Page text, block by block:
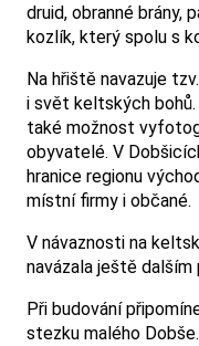
druid, obranné brány,
kozlík, který spolu s
Na hřiště navazuje
i svět keltských
také možnost
obyvatelé. V
hranice regionu
místní firmy i občané.
V návaznosti na
navázala ještě
Při budování
stezku malého Dobše.